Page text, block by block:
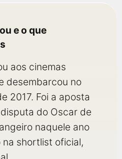
e o que
aos cinemas
desembarcou no
2017. Foi a aposta
do Oscar de
naquele ano
shortlist oficial,